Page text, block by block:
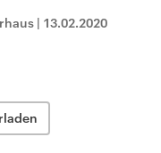
| 13.02.2020